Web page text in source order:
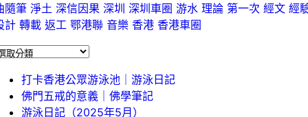
隨筆 淨土 深信因果 深圳 深圳車圈 游水 理論 第一次 經文 經
計 轉載 返工 鄂港聯 音樂 香港 香港車圈
打卡香港公眾游泳池｜游泳日記
佛門五戒的意義｜佛學筆記
游泳日記（2025年5月）